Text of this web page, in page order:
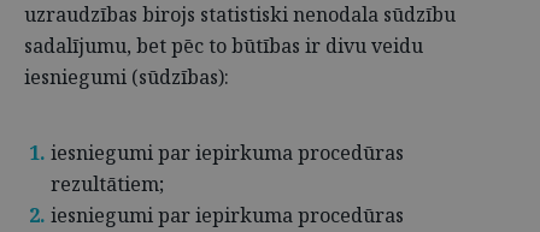
uzraudzības birojs statistiski nenodala sūdzību
sadalījumu, bet pēc to būtības ir divu veidu
iesniegumi (sūdzības):
iesniegumi par iepirkuma procedūras
rezultātiem;
iesniegumi par iepirkuma procedūras